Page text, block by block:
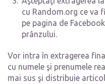
cu Random.org ce va
pe pagina de
prânzului.
Vor intra în extragerea
cu numele şi prenumele
mai sus şi distribuie